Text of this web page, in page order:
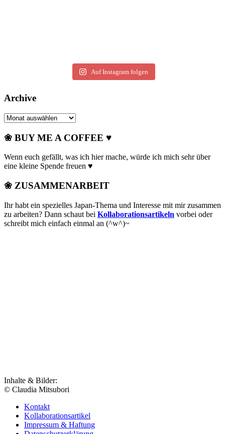
Auf Instagram folgen
Archive
Archive
❀ BUY ME A COFFEE ♥
Wenn euch gefällt, was ich hier mache, würde ich mich sehr über
eine kleine Spende freuen ♥
❀ ZUSAMMENARBEIT
Ihr habt ein spezielles Japan-Thema und Interesse mit mir zusammen
zu arbeiten? Dann schaut bei Kollaborationsartikeln vorbei oder
schreibt mich einfach einmal an (^w^)~
Inhalte & Bilder:
© Claudia Mitsubori
Kontakt
Kollaborationsartikel
Impressum & Haftung